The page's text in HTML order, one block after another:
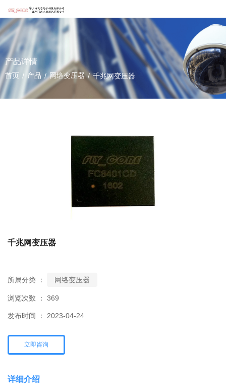
产品详情
首页 / 产品 /网络变压器 /千兆网变压器
千兆网变压器
所属分类 ： 网络变压器
浏览次数 ： 369
发布时间 ： 2023-04-24
立即咨询
详细介绍